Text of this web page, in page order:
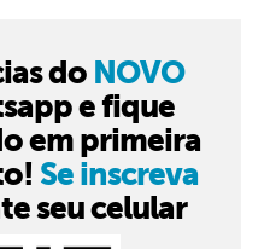
do NOVO
e fique
em primeira
Se inscreva
seu celular